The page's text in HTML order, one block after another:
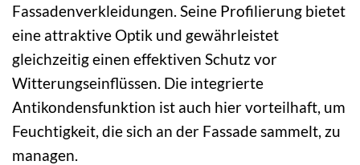
Fassadenverkleidungen. Seine Profilierung bietet
eine attraktive Optik und gewährleistet
gleichzeitig einen effektiven Schutz vor
Witterungseinflüssen. Die integrierte
Antikondensfunktion ist auch hier vorteilhaft, um
Feuchtigkeit, die sich an der Fassade sammelt, zu
managen.